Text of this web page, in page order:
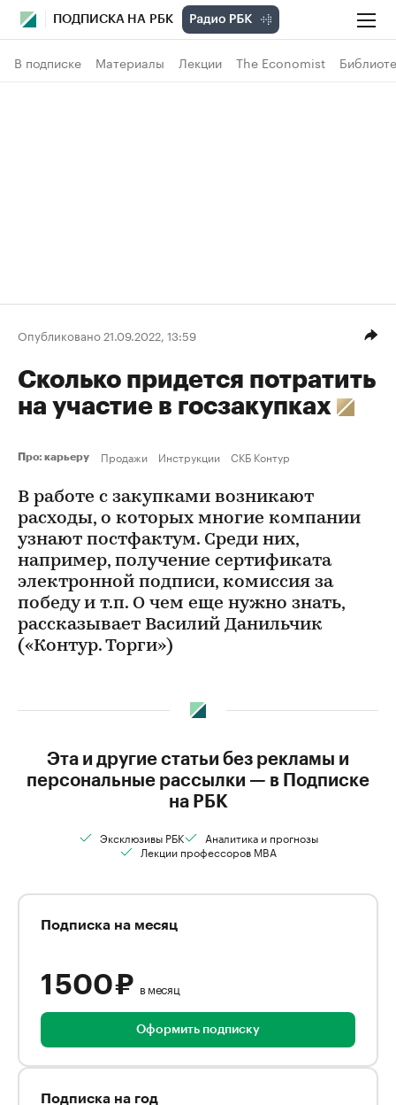
ПОДПИСКА НА РБК
В подписке Материалы Лекции The Economist
Опубликовано 21.09.2022, 13:59
Сколько придется потратить
на участие в госзакупках
Про: карьеру Продажи Инструкции СКБ Контур
В работе с закупками возникают
расходы, о которых многие компании
узнают постфактум. Среди них,
например, получение сертификата
электронной подписи, комиссия за
победу и т.п. О чем еще нужно знать,
рассказывает Василий Данильчик
(«Контур. Торги»)
Эта и другие статьи без рекламы и
персональные рассылки — в Подписке
на РБК
Эксклюзивы РБК
Аналитика и прогнозы
Лекции профессоров MBA
Подписка на месяц
1 500 ₽ в месяц
Оформить подписку
Подписка на год